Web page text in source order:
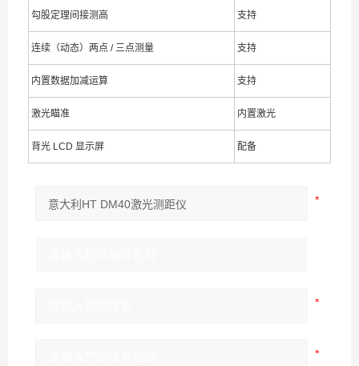
勾股定理间接测高 支持
连续（动态）两点 / 三点测量 支持
内置数据加减运算 支持
激光瞄准 内置激光
背光 LCD 显示屏 配备